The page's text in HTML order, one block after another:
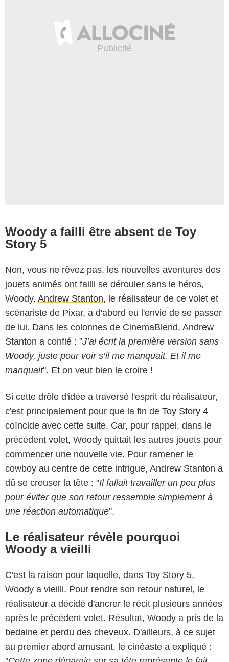
Woody a failli être absent de Toy
Story 5
Non, vous ne rêvez pas, les nouvelles aventures des
jouets animés ont failli se dérouler sans le héros,
Woody. Andrew Stanton, le réalisateur de ce volet et
scénariste de Pixar, a d'abord eu l'envie de se passer
de lui. Dans les colonnes de CinemaBlend, Andrew
Stanton a confié : "J’ai écrit la première version sans
Woody, juste pour voir s’il me manquait. Et il me
manquait". Et on veut bien le croire !
Si cette drôle d'idée a traversé l'esprit du réalisateur,
c'est principalement pour que la fin de Toy Story 4
coïncide avec cette suite. Car, pour rappel, dans le
précédent volet, Woody quittait les autres jouets pour
commencer une nouvelle vie. Pour ramener le
cowboy au centre de cette intrigue, Andrew Stanton a
dû se creuser la tête : "Il fallait travailler un peu plus
pour éviter que son retour ressemble simplement à
une réaction automatique".
Le réalisateur révèle pourquoi
Woody a vieilli
C'est la raison pour laquelle, dans Toy Story 5,
Woody a vieilli. Pour rendre son retour naturel, le
réalisateur a décidé d'ancrer le récit plusieurs années
après le précédent volet. Résultat, Woody a pris de la
bedaine et perdu des cheveux. D'ailleurs, à ce sujet
au premier abord amusant, le cinéaste a expliqué :